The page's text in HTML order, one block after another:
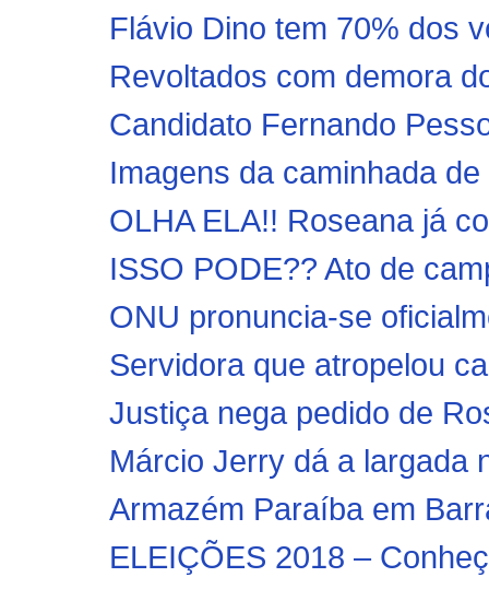
Flávio Dino tem 70% dos
Revoltados com demora
Candidato Fernando
Imagens da caminhada
OLHA ELA!! Roseana já
ISSO PODE?? Ato de
ONU pronuncia-se
Servidora que atropelou
Justiça nega pedido de
Márcio Jerry dá a largada
Armazém Paraíba em
ELEIÇÕES 2018 –